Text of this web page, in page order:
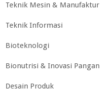
Teknik Mesin & Manufaktur
Teknik Informasi
Bioteknologi
Bionutrisi & Inovasi Pangan
Desain Produk